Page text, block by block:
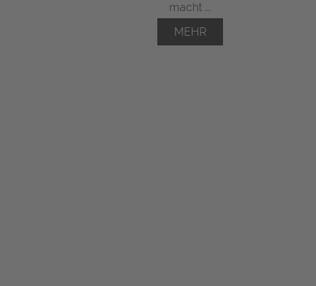
macht ...
MEHR